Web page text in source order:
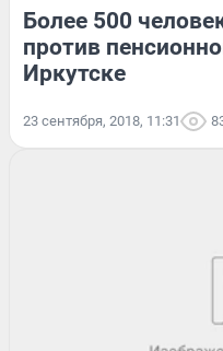
Более 500
против
Иркутске
23 сентября, 2018, 11:31